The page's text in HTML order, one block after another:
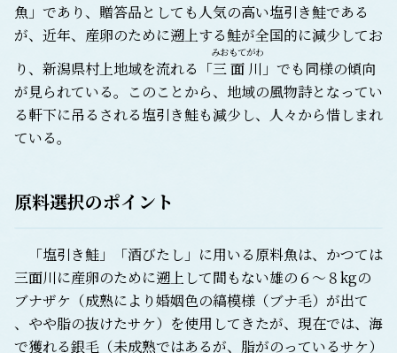
魚」であり、贈答品としても人気の高い塩引き鮭である
が、近年、産卵のために遡上する鮭が全国的に減少してお
り、新潟県村上地域を流れる「三面
みおもて
川
がわ
」でも同様の傾向
が見られている。このことから、地域の風物詩となってい
る軒下に吊るされる塩引き鮭も減少し、人々から惜しまれ
ている。
原料選択のポイント
「塩引き鮭」「酒びたし」に用いる原料魚は、かつては
三面川に産卵のために遡上して間もない雄の６～８kgの
ブナザケ（成熟により婚姻色の縞模様（ブナ毛）が出て
、やや脂の抜けたサケ）を使用してきたが、現在では、海
で獲れる銀毛（未成熟ではあるが、脂がのっているサケ）